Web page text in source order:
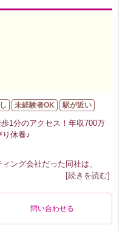
未経験者OK 駅が近い
1分のアクセス！年収700万
休養♪
ング会社だった同社は、
[続きを読む]
問い合わせる